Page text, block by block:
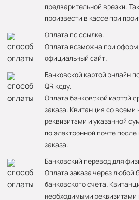
предварительной врезки.
произвести в кассе при
Оплата по ссылке.
Оплата возможна при
официальный сайт.
Банковской картой онлайн
QR коду.
Оплата банковской картой
заказа. Квитанция со
реквизитами и указанной
по электронной почте
заказа.
Банковский перевод для
Оплата заказа через любой
банковского счета.
необходимыми реквизитами